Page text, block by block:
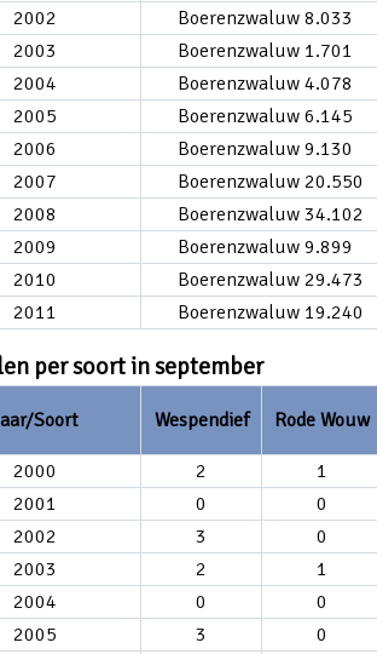
2002
Boerenzwaluw 8.033
2003
Boerenzwaluw 1.701
2004
Boerenzwaluw 4.078
2005
Boerenzwaluw 6.145
2006
Boerenzwaluw 9.130
2007
Boerenzwaluw 20.550
2008
Boerenzwaluw 34.102
2009
Boerenzwaluw 9.899
2010
Boerenzwaluw 29.473
2011
Boerenzwaluw 19.240
per soort in september
Soort Wespendief Rode Wouw
2000 2 1
2001
0 0
2002
3 0
2003
2 1
2004
0 0
2005
3 0